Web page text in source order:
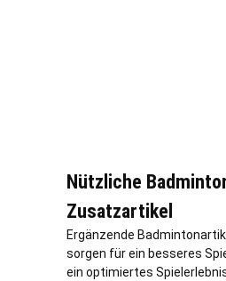
Nützliche
Zusatzartikel
Ergänzende
sorgen für ein besseres
ein optimiertes